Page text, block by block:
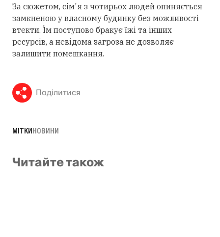
За сюжетом, сім'я з чотирьох людей опиняється
замкненою у власному будинку без можливості
втекти. Їм поступово бракує їжі та інших
ресурсів, а невідома загроза не дозволяє
залишити помешкання.
Поділитися
МІТКИНОВИНИ
Читайте також